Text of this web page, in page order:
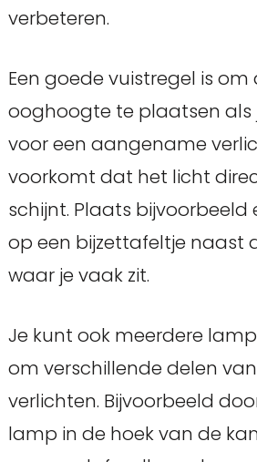
verbeteren.
Een goede vuistregel is
ooghoogte te plaatsen als
voor een aangename
voorkomt dat het licht
schijnt. Plaats
op een bijzettafeltje naast
waar je vaak zit.
Je kunt ook meerdere
om verschillende delen
verlichten. Bijvoorbeeld
lamp in de hoek van de